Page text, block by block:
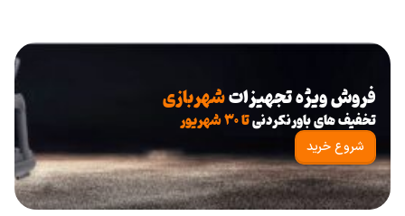
فروش ویژه تجهیزاتشهربازی
تخفیف های باورنکردنیتا ۳۰ شهریور
شروع خرید